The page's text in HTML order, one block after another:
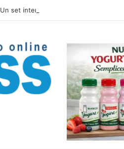
Un set internazionale arriva sulla costa